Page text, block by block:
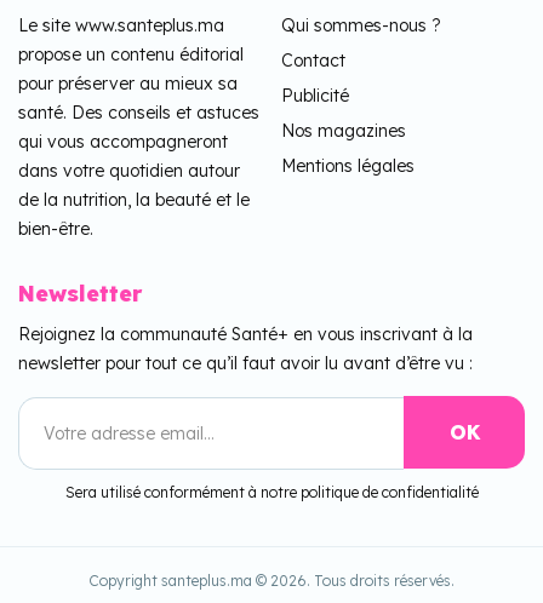
Le site www.santeplus.ma
propose un contenu éditorial
pour préserver au mieux sa
santé. Des conseils et astuces
qui vous accompagneront
dans votre quotidien autour
de la nutrition, la beauté et le
bien-être.
Qui sommes-nous ?
Contact
Publicité
Nos magazines
Mentions légales
Newsletter
Rejoignez la communauté Santé+ en vous inscrivant à la
newsletter pour tout ce qu’il faut avoir lu avant d’être vu :
Sera utilisé conformément à notre politique de confidentialité
Copyright santeplus.ma © 2026. Tous droits réservés.